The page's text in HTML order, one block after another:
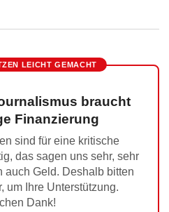
LEICHT GEMACHT
braucht
Finanzierung
sind für eine kritische
das sagen uns sehr, sehr
auch Geld. Deshalb bitten
um Ihre Unterstützung.
Dank!